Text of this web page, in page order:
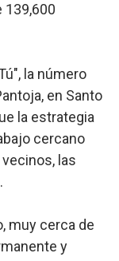
139,600
la número
en Santo
la estrategia
cercano
las
muy cerca de
y